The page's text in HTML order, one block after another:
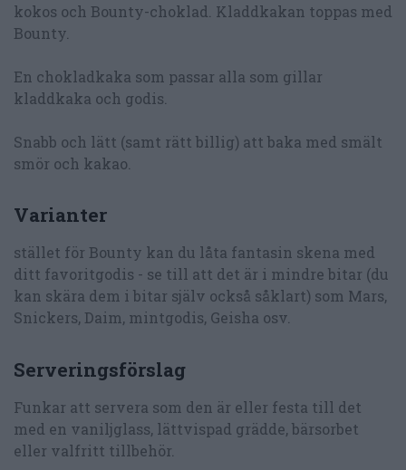
kokos och Bounty-choklad. Kladdkakan toppas med
Bounty.
En chokladkaka som passar alla som gillar
kladdkaka och godis.
Snabb och lätt (samt rätt billig) att baka med smält
smör och kakao.
Varianter
stället för Bounty kan du låta fantasin skena med
ditt favoritgodis - se till att det är i mindre bitar (du
kan skära dem i bitar själv också såklart) som Mars,
Snickers, Daim, mintgodis, Geisha osv.
Serveringsförslag
Funkar att servera som den är eller festa till det
med en vaniljglass, lättvispad grädde, bärsorbet
eller valfritt tillbehör.